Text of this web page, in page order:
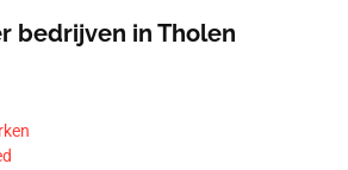
bedrijven in Tholen